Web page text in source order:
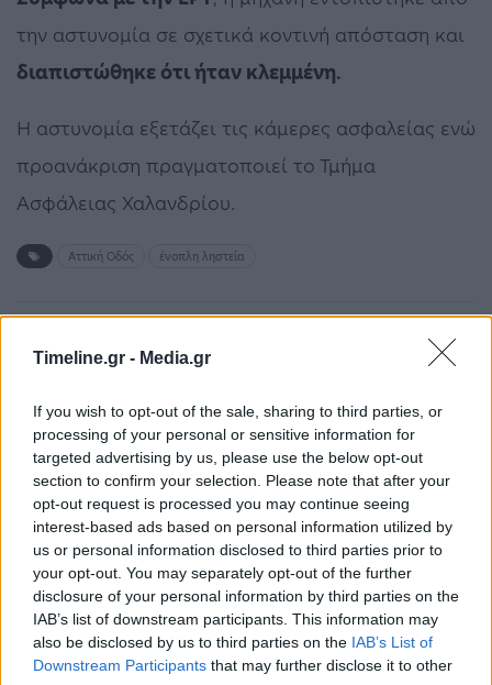
Timeline.gr - Media.gr
If you wish to opt-out of the sale, sharing to third parties, or
processing of your personal or sensitive information for
targeted advertising by us, please use the below opt-out
section to confirm your selection. Please note that after your
opt-out request is processed you may continue seeing
interest-based ads based on personal information utilized by
us or personal information disclosed to third parties prior to
your opt-out. You may separately opt-out of the further
disclosure of your personal information by third parties on the
IAB’s list of downstream participants. This information may
also be disclosed by us to third parties on the IAB’s List of
Downstream Participants that may further disclose it to other
την αστυνομία σε σχετικά κοντινή απόσταση και
διαπιστώθηκε ότι ήταν κλεμμένη.
Η αστυνομία εξετάζει τις κάμερες ασφαλείας ενώ
προανάκριση πραγματοποιεί το Τμήμα
Ασφάλειας Χαλανδρίου.
Αττική Οδός ένοπλη ληστεία
Διαβάστε σήμερα στην
Ανδρουλάκης – Δέσμιος
της δικής του εξίσωσης
και του χάους των
συσχετισμών
ΕΠΌΜΕΝΟ ΆΡΘΡΟ
Να αυξηθεί η παραγωγή
πυρηνικού υλικού»
ζήτησε ο Κιμ Γιονγκ Ουν
Μπορεί επίσης να σε ενδιαφέρει
ΕΛΛΆΔΑ ΕΛΛΆΔΑ